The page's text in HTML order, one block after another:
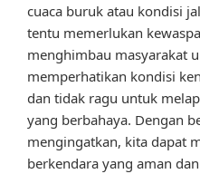
cuaca buruk atau kondisi
tentu memerlukan
menghimbau masyarakat
memperhatikan kondisi
dan tidak ragu untuk
yang berbahaya. Dengan
mengingatkan, kita dapat
berkendara yang aman